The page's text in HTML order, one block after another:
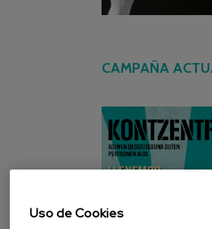
CAMPAÑA
Uso de Cookies